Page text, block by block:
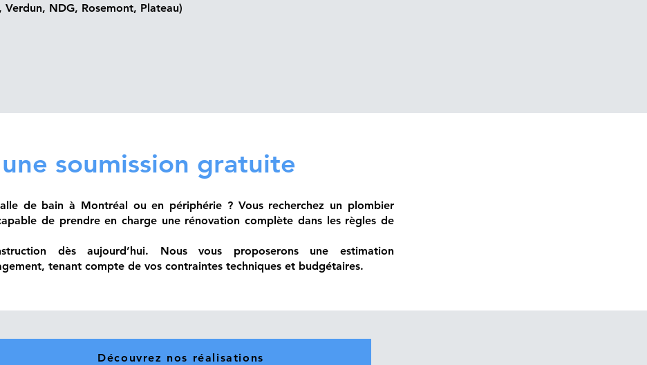
Verdun, NDG, Rosemont, Plateau)
soumission gratuite
de bain à Montréal ou en périphérie ? Vous recherchez un plombier
de prendre en charge une rénovation complète dans les règles de
dès aujourd’hui. Nous vous proposerons une estimation
tenant compte de vos contraintes techniques et budgétaires.
Découvrez nos réalisations